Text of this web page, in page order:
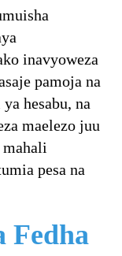
inavyoweza
pamoja na
hesabu, na
maelezo juu
pesa na
Fedha